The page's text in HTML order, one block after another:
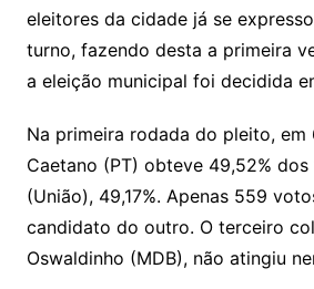
eleitores da cidade já se
turno, fazendo desta a primeira
a eleição municipal foi decidida
Na primeira rodada do pleito, em
Caetano (PT) obteve 49,52%
(União), 49,17%. Apenas 559
candidato do outro. O terceiro
Oswaldinho (MDB), não atingiu